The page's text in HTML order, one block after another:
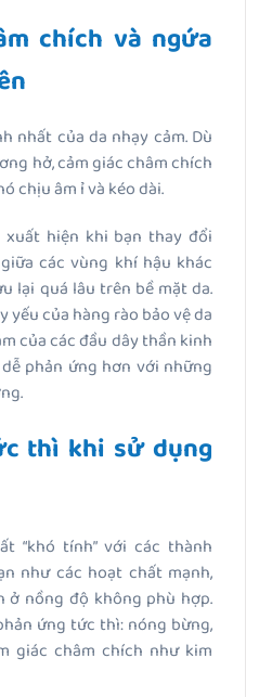
chích và ngứa
nhất của da nhạy cảm. Dù
hở, cảm giác châm chích
chịu âm ỉ và kéo dài.
hiện khi bạn thay đổi
các vùng khí hậu khác
lại quá lâu trên bề mặt da.
yếu của hàng rào bảo vệ da
của các đầu dây thần kinh
phản ứng hơn với những
thì khi sử dụng
“khó tính” với các thành
như các hoạt chất mạnh,
ở nồng độ không phù hợp.
ứng tức thì: nóng bừng,
giác châm chích như kim